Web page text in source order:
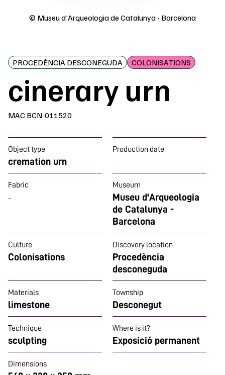
© Museu d'Arqueologia de Catalunya - Barcelona
PROCEDÈNCIA DESCONEGUDA COLONISATIONS
cinerary urn
MAC BCN-011520
Object type
cremation urn
Production date
Fabric
-
Museum
Museu d'Arqueologia
de Catalunya -
Barcelona
Culture
Colonisations
Discovery location
Procedència
desconeguda
Materials
limestone
Township
Desconegut
Technique
sculpting
Where is it?
Exposició permanent
Dimensions